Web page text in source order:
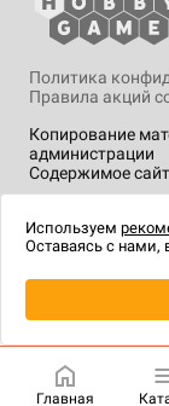
Копирование
администрации
Содержимое
Политика
Правила акций
технологии.
Главная
Используем
Оставаясь с нами,